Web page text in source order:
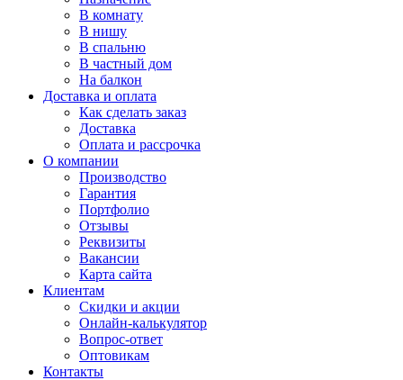
В комнату
В нишу
В спальню
В частный дом
На балкон
Доставка и оплата
Как сделать заказ
Доставка
Оплата и рассрочка
О компании
Производство
Гарантия
Портфолио
Отзывы
Реквизиты
Вакансии
Карта сайта
Клиентам
Скидки и акции
Онлайн-калькулятор
Вопрос-ответ
Оптовикам
Контакты